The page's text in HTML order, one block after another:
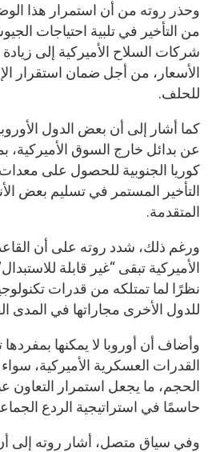
وحذر روته من أن استمرار هذا
من التأخير في تلبية احتياجات
شركات السلاح الأميركية إلى زيادة
الأسعار، من أجل ضمان استقرار
للحلف.
كما أشار إلى أن بعض الدول
عن بدائل خارج السوق الأميركية،
كوريا الجنوبية للحصول على
التأخير المستمر في تسليم بعض
المتقدمة.
ورغم ذلك، شدد روته على أن
الأميركية تبقى “غير قابلة
نظرًا لما تمتلكه من قدرات
للدول الأخرى مجاراتها في المدى
وأضاف أن أوروبا لا يمكنها
القدرات العسكرية الأميركية،
الحجم، ما يجعل استمرار التعاون
حاسمًا في استراتيجية الردع
وفي سياق متصل، أشار روته إلى أن